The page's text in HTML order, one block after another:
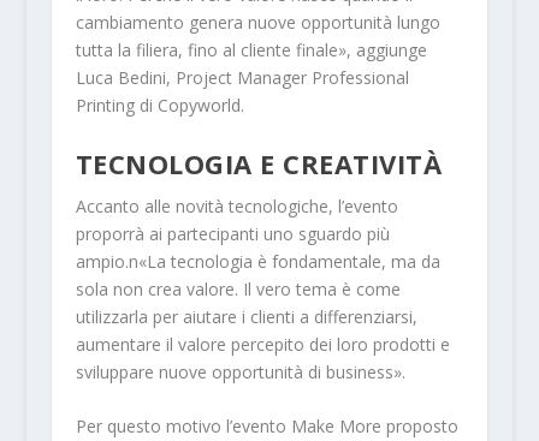
cambiamento genera nuove opportunità lungo
tutta la filiera, fino al cliente finale», aggiunge
Luca Bedini, Project Manager Professional
Printing di Copyworld.
TECNOLOGIA E CREATIVITÀ
Accanto alle novità tecnologiche, l’evento
proporrà ai partecipanti uno sguardo più
ampio.n«La tecnologia è fondamentale, ma da
sola non crea valore. Il vero tema è come
utilizzarla per aiutare i clienti a differenziarsi,
aumentare il valore percepito dei loro prodotti e
sviluppare nuove opportunità di business».
Per questo motivo l’evento Make More proposto